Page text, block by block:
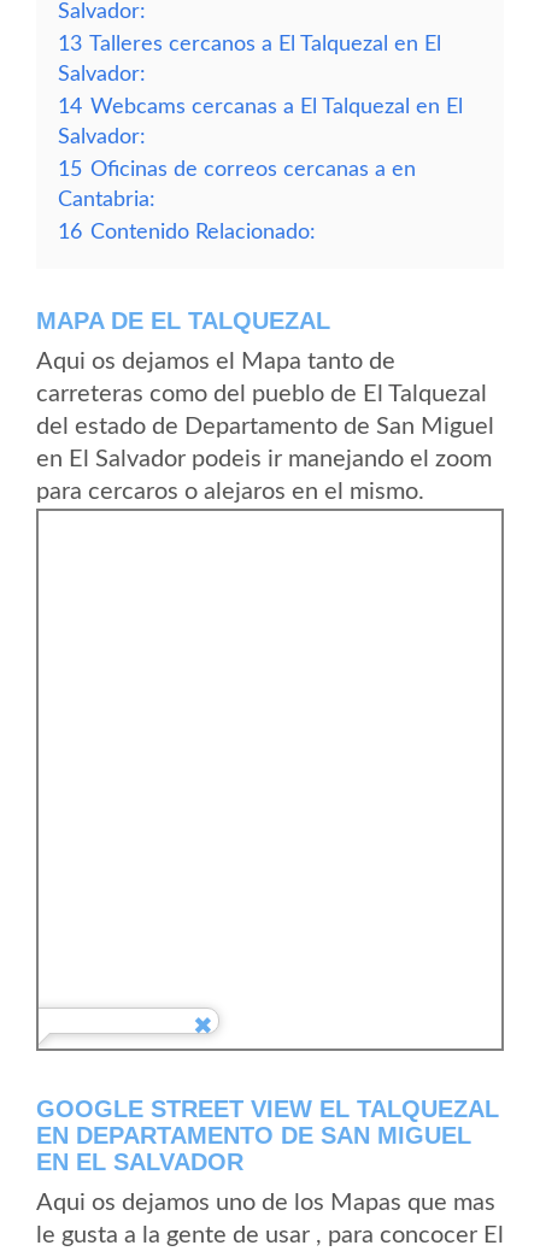
Salvador:
13 Talleres cercanos a El Talquezal en El
Salvador:
14 Webcams cercanas a El Talquezal en El
Salvador:
15 Oficinas de correos cercanas a en
Cantabria:
16 Contenido Relacionado:
MAPA DE EL TALQUEZAL
Aqui os dejamos el Mapa tanto de
carreteras como del pueblo de El Talquezal
del estado de Departamento de San Miguel
en El Salvador podeis ir manejando el zoom
para cercaros o alejaros en el mismo.
GOOGLE STREET VIEW EL TALQUEZAL
EN DEPARTAMENTO DE SAN MIGUEL
EN EL SALVADOR
Aqui os dejamos uno de los Mapas que mas
le gusta a la gente de usar , para concocer El